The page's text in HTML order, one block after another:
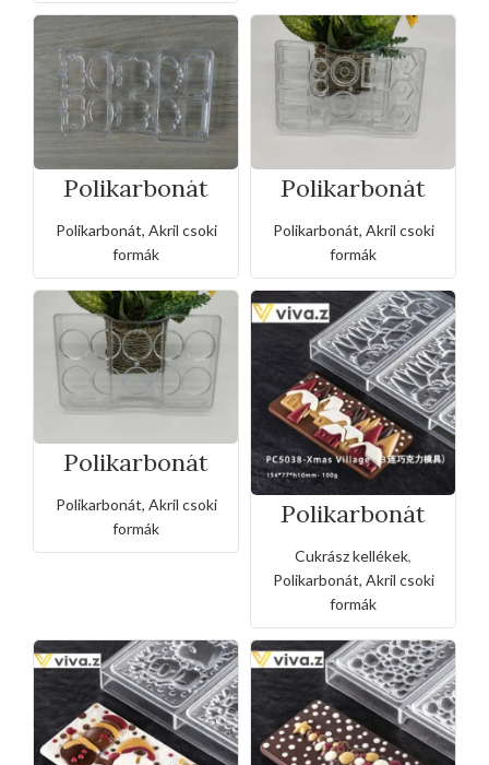
Polikarbonát
bonbon csoki
forma
Polikarbonát, Akril csoki
formák
Polikarbonát
bonbon csoki
forma
Polikarbonát, Akril csoki
formák
Polikarbonát
bonbon csoki
forma
Polikarbonát, Akril csoki
formák
Polikarbonát
bonbon csoki
forma-házikók
Cukrász kellékek,
Polikarbonát, Akril csoki
formák